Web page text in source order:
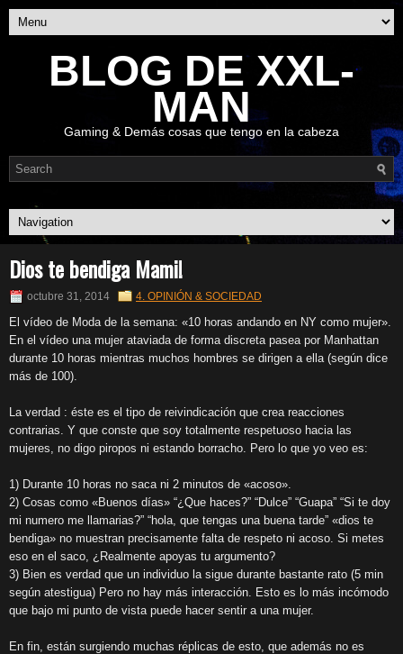
BLOG DE XXL-
MAN
Gaming & Demás cosas que tengo en la cabeza
Dios te bendiga Mami!
octubre 31, 2014 4. OPINIÓN & SOCIEDAD
El vídeo de Moda de la semana: «10 horas andando en NY como mujer».
En el vídeo una mujer ataviada de forma discreta pasea por Manhattan
durante 10 horas mientras muchos hombres se dirigen a ella (según dice
más de 100).
La verdad : éste es el tipo de reivindicación que crea reacciones
contrarias. Y que conste que soy totalmente respetuoso hacia las
mujeres, no digo piropos ni estando borracho. Pero lo que yo veo es:
1) Durante 10 horas no saca ni 2 minutos de «acoso».
2) Cosas como «Buenos días» “¿Que haces?” “Dulce” “Guapa” “Si te doy
mi numero me llamarias?” “hola, que tengas una buena tarde” «dios te
bendiga» no muestran precisamente falta de respeto ni acoso. Si metes
eso en el saco, ¿Realmente apoyas tu argumento?
3) Bien es verdad que un individuo la sigue durante bastante rato (5 min
según atestigua) Pero no hay más interacción. Esto es lo más incómodo
que bajo mi punto de vista puede hacer sentir a una mujer.
En fin, están surgiendo muchas réplicas de esto, que además no es